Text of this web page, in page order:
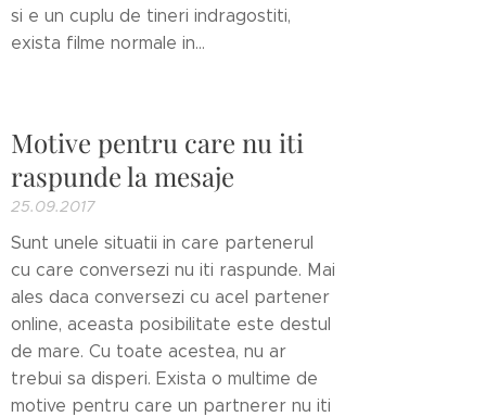
si e un cuplu de tineri indragostiti,
exista filme normale in...
Motive pentru care nu iti
raspunde la mesaje
25.09.2017
Sunt unele situatii in care partenerul
cu care conversezi nu iti raspunde. Mai
ales daca conversezi cu acel partener
online, aceasta posibilitate este destul
de mare. Cu toate acestea, nu ar
trebui sa disperi. Exista o multime de
motive pentru care un partnerer nu iti